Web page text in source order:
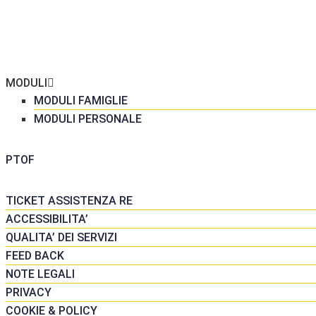
MODULI
MODULI FAMIGLIE
MODULI PERSONALE
PTOF
TICKET ASSISTENZA RE
ACCESSIBILITA’
QUALITA’ DEI SERVIZI
FEED BACK
NOTE LEGALI
PRIVACY
COOKIE & POLICY